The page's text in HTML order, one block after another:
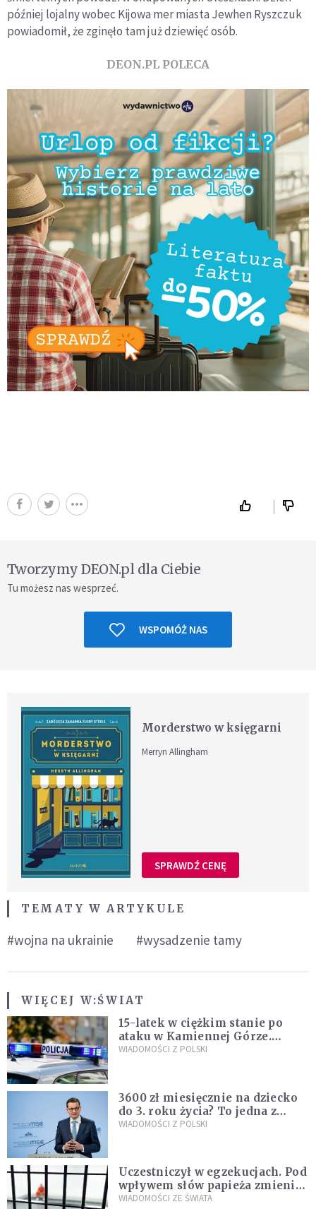
później lojalny wobec Kijowa mer miasta Jewhen Ryszczuk
powiadomił, że zginęło tam już dziewięć osób.
DEON.PL POLECA
Tworzymy DEON.pl dla Ciebie
Tu możesz nas wesprzeć.
WSPOMÓŻ NAS
Morderstwo w księgarni
Merryn Allingham
SPRAWDŹ CENĘ
TEMATY W ARTYKULE
#wojna na ukrainie #wysadzenie tamy
WIĘCEJ W:ŚWIAT
15-latek w ciężkim stanie po
ataku w Kamiennej Górze.
Policja zatrzymała dwóch
WIADOMOŚCI Z POLSKI
3600 zł miesięcznie na dziecko
do 3. roku życia? To jedna z
propozycji programu "Rozwój
WIADOMOŚCI Z POLSKI
Uczestniczył w egzekucjach. Pod
wpływem słów papieża zmienił
zdanie
WIADOMOŚCI ZE ŚWIATA